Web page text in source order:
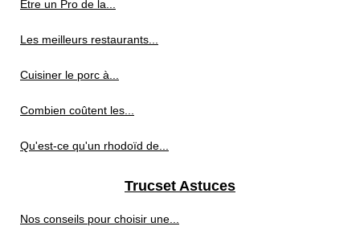
Être un Pro de la...
Les meilleurs restaurants...
Cuisiner le porc à...
Combien coûtent les...
Qu'est-ce qu'un rhodoïd de...
Trucset Astuces
Nos conseils pour choisir une...